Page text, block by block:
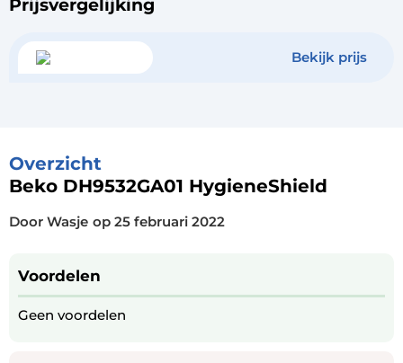
Prijsvergelijking
Bekijk prijs
Overzicht
Beko DH9532GA01 HygieneShield
Door Wasje op 25 februari 2022
Voordelen
Geen voordelen